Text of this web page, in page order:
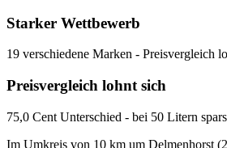
Starker Wettbewerb
19 verschiedene Marken - Preisvergleich
Preisvergleich lohnt sich
75,0 Cent Unterschied - bei 50 Litern
Im Umkreis von 10 km um Delmenhorst